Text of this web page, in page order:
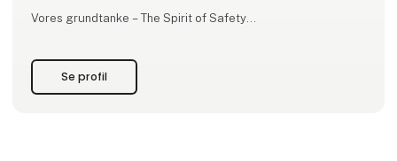
Vores grundtanke – The Spirit of Safety
ses i hvert eneste produkt og hver eneste løsning fra Pilz,
som tager hensyn til både maskinsikkerhed og krav til
Se profil